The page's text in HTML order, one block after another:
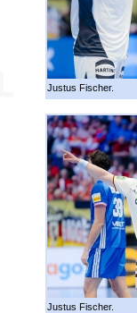
Justus Fischer.
Justus Fischer.